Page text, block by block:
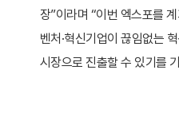
장”이라며 “이번 엑스포를
벤처·혁신기업이 끊임없는
시장으로 진출할 수 있기를